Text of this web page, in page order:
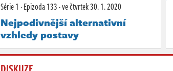
Série 1 ·Epizoda 133·ve čtvrtek30. 1. 2020
Nejpodivnější alternativní
vzhledy postavy